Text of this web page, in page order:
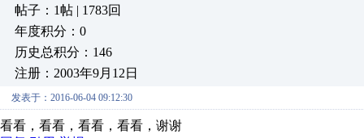
帖子：1帖 | 1783回
年度积分：0
历史总积分：146
注册：2003年9月12日
发表于：2016-06-04 09:12:30
看看，看看，看看，看看，谢谢